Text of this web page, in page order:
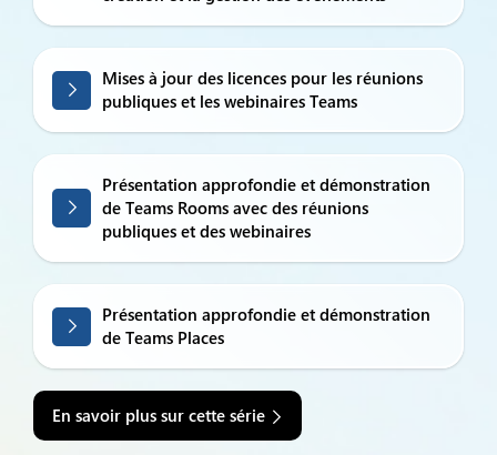
Mises à jour des licences pour les réunions
publiques et les webinaires Teams
Présentation approfondie et démonstration
de Teams Rooms avec des réunions
publiques et des webinaires
Présentation approfondie et démonstration
de Teams Places
En savoir plus sur cette série